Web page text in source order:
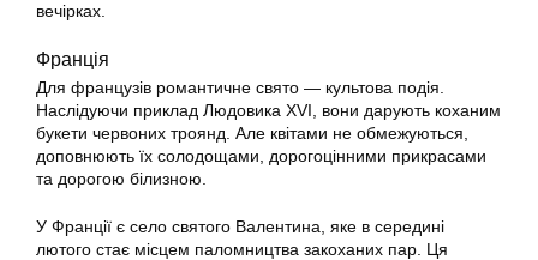
вечірках.
Франція
Для французів романтичне свято — культова подія.
Наслідуючи приклад Людовика XVI, вони дарують коханим
букети червоних троянд. Але квітами не обмежуються,
доповнюють їх солодощами, дорогоцінними прикрасами
та дорогою білизною.
У Франції є село святого Валентина, яке в середині
лютого стає місцем паломництва закоханих пар. Ця